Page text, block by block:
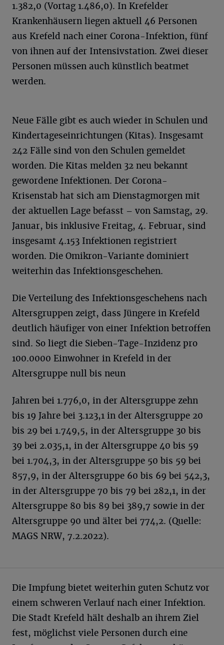
1.382,0 (Vortag 1.486,0). In Krefelder
Krankenhäusern liegen aktuell 46 Personen
aus Krefeld nach einer Corona-Infektion, fünf
von ihnen auf der Intensivstation. Zwei dieser
Personen müssen auch künstlich beatmet
werden.
Neue Fälle gibt es auch wieder in Schulen und
Kindertageseinrichtungen (Kitas). Insgesamt
242 Fälle sind von den Schulen gemeldet
worden. Die Kitas melden 32 neu bekannt
gewordene Infektionen. Der Corona-
Krisenstab hat sich am Dienstagmorgen mit
der aktuellen Lage befasst – von Samstag, 29.
Januar, bis inklusive Freitag, 4. Februar, sind
insgesamt 4.153 Infektionen registriert
worden. Die Omikron-Variante dominiert
weiterhin das Infektionsgeschehen.
Die Verteilung des Infektionsgeschehens nach
Altersgruppen zeigt, dass Jüngere in Krefeld
deutlich häufiger von einer Infektion betroffen
sind. So liegt die Sieben-Tage-Inzidenz pro
100.0000 Einwohner in Krefeld in der
Altersgruppe null bis neun
Jahren bei 1.776,0, in der Altersgruppe zehn
bis 19 Jahre bei 3.123,1 in der Altersgruppe 20
bis 29 bei 1.749,5, in der Altersgruppe 30 bis
39 bei 2.035,1, in der Altersgruppe 40 bis 59
bei 1.704,3, in der Altersgruppe 50 bis 59 bei
857,9, in der Altersgruppe 60 bis 69 bei 542,3,
in der Altersgruppe 70 bis 79 bei 282,1, in der
Altersgruppe 80 bis 89 bei 389,7 sowie in der
Altersgruppe 90 und älter bei 774,2. (Quelle:
MAGS NRW, 7.2.2022).
Die Impfung bietet weiterhin guten Schutz vor
einem schweren Verlauf nach einer Infektion.
Die Stadt Krefeld hält deshalb an ihrem Ziel
fest, möglichst viele Personen durch eine